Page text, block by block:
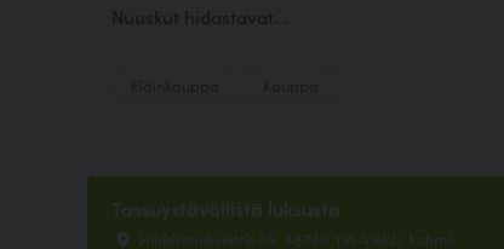
Nuuskut hidastavat...
Tassuystävällistä luksusta
Hiidentauksentie 59, 88730 Ylä-Vieksi, Kuhmo